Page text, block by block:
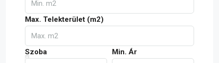
Max. Telekterület (m2)
Szoba Min. Ár